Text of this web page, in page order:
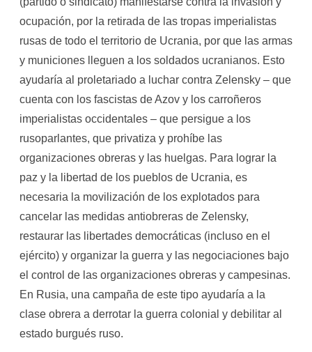
ocupación, por la retirada de las tropas imperialistas
rusas de todo el territorio de Ucrania, por que las armas
y municiones lleguen a los soldados ucranianos. Esto
ayudaría al proletariado a luchar contra Zelensky – que
cuenta con los fascistas de Azov y los carroñeros
imperialistas occidentales – que persigue a los
rusoparlantes, que privatiza y prohíbe las
organizaciones obreras y las huelgas. Para lograr la
paz y la libertad de los pueblos de Ucrania, es
necesaria la movilización de los explotados para
cancelar las medidas antiobreras de Zelensky,
restaurar las libertades democráticas (incluso en el
ejército) y organizar la guerra y las negociaciones bajo
el control de las organizaciones obreras y campesinas.
En Rusia, una campaña de este tipo ayudaría a la
clase obrera a derrotar la guerra colonial y debilitar al
estado burgués ruso.